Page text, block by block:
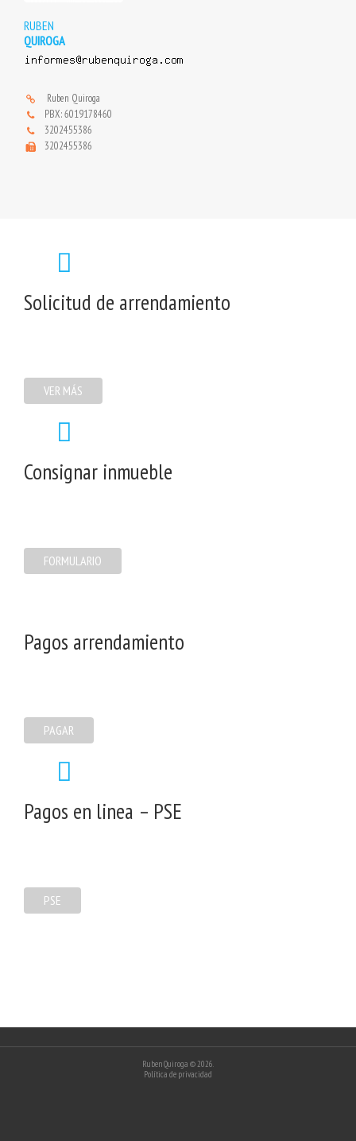
RUBEN
QUIROGA
Ruben Quiroga
PBX: 6019178460
3202455386
3202455386
Solicitud de arrendamiento
VER MÁS
Consignar inmueble
FORMULARIO
Pagos arrendamiento
PAGAR
Pagos en linea – PSE
PSE
Ruben Quiroga © 2026.
Política de privacidad